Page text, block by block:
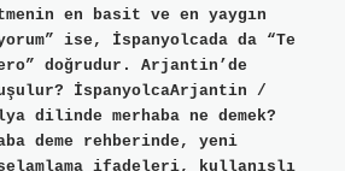
en basit ve en yaygın
ise, İspanyolcada da “Te
doğrudur. Arjantin’de
İspanyolcaArjantin /
dilinde merhaba ne demek?
deme rehberinde, yeni
ifadeleri, kullanışlı